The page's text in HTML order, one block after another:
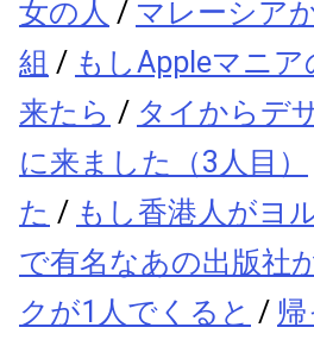
女の人 / マレーシア
組 / もしAppleマニ
来たら / タイからデ
に来ました（3人目）
た / もし香港人がヨ
で有名なあの出版社
クが1人でくると /